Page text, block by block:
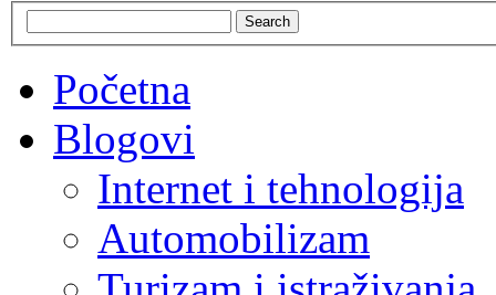
Search
Početna
Blogovi
Internet i tehnologija
Automobilizam